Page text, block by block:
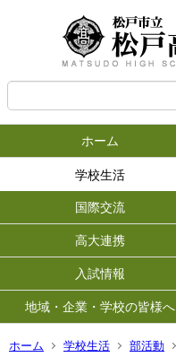
ホーム
学校生活
国際交流
高大連携
入試情報
地域・企業・学校の皆様へ
ホーム 学校生活 部活動